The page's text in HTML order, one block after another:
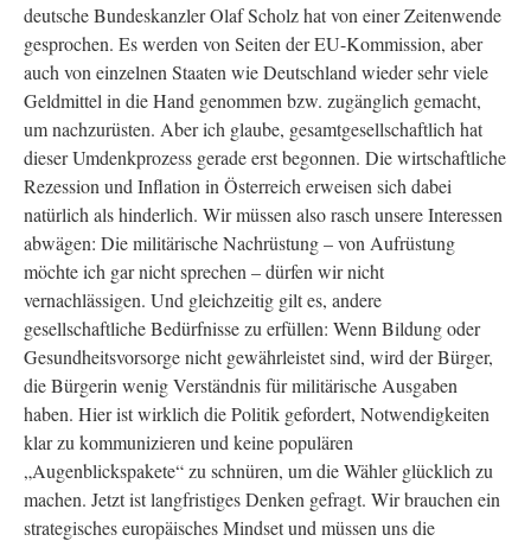
deutsche Bundeskanzler Olaf Scholz hat von einer Zeitenwende
gesprochen. Es werden von Seiten der EU-Kommission, aber
auch von einzelnen Staaten wie Deutschland wieder sehr viele
Geldmittel in die Hand genommen bzw. zugänglich gemacht,
um nachzurüsten. Aber ich glaube, gesamtgesellschaftlich hat
dieser Umdenkprozess gerade erst begonnen. Die wirtschaftliche
Rezession und Inflation in Österreich erweisen sich dabei
natürlich als hinderlich. Wir müssen also rasch unsere Interessen
abwägen: Die militärische Nachrüstung – von Aufrüstung
möchte ich gar nicht sprechen – dürfen wir nicht
vernachlässigen. Und gleichzeitig gilt es, andere
gesellschaftliche Bedürfnisse zu erfüllen: Wenn Bildung oder
Gesundheitsvorsorge nicht gewährleistet sind, wird der Bürger,
die Bürgerin wenig Verständnis für militärische Ausgaben
haben. Hier ist wirklich die Politik gefordert, Notwendigkeiten
klar zu kommunizieren und keine populären
„Augenblickspakete“ zu schnüren, um die Wähler glücklich zu
machen. Jetzt ist langfristiges Denken gefragt. Wir brauchen ein
strategisches europäisches Mindset und müssen uns die